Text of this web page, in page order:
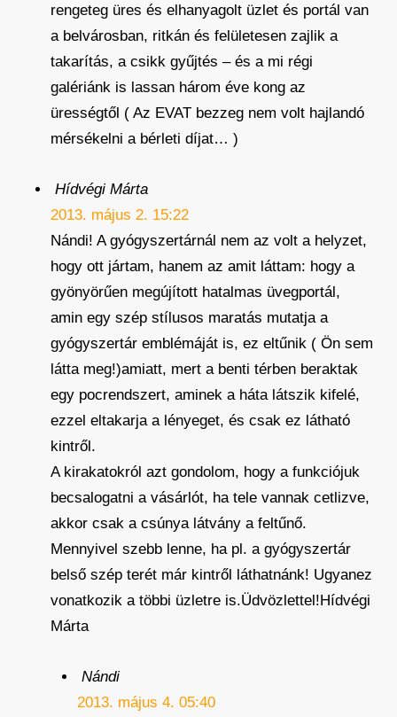
rengeteg üres és elhanyagolt üzlet és portál van
a belvárosban, ritkán és felületesen zajlik a
takarítás, a csikk gyűjtés – és a mi régi
galériánk is lassan három éve kong az
ürességtől ( Az EVAT bezzeg nem volt hajlandó
mérsékelni a bérleti díjat… )
Hídvégi Márta
2013. május 2. 15:22
Nándi! A gyógyszertárnál nem az volt a helyzet,
hogy ott jártam, hanem az amit láttam: hogy a
gyönyörűen megújított hatalmas üvegportál,
amin egy szép stílusos maratás mutatja a
gyógyszertár emblémáját is, ez eltűnik ( Ön sem
látta meg!)amiatt, mert a benti térben beraktak
egy pocrendszert, aminek a háta látszik kifelé,
ezzel eltakarja a lényeget, és csak ez látható
kintről.
A kirakatokról azt gondolom, hogy a funkciójuk
becsalogatni a vásárlót, ha tele vannak cetlizve,
akkor csak a csúnya látvány a feltűnő.
Mennyivel szebb lenne, ha pl. a gyógyszertár
belső szép terét már kintről láthatnánk! Ugyanez
vonatkozik a többi üzletre is.Üdvözlettel!Hídvégi
Márta
Nándi
2013. május 4. 05:40